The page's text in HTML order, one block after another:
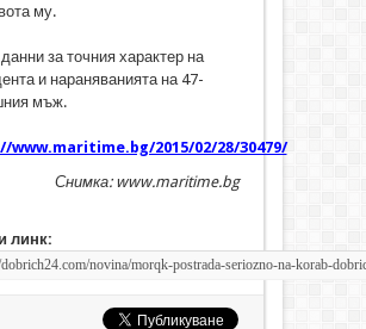
му.
за точния характер на
и нараняванията на 47-
мъж.
www.maritime.bg/2015/02/28/30479/
Снимка: www.maritime.bg
линк: